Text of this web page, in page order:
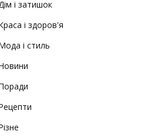
і затишок
і здоров'я
і стиль